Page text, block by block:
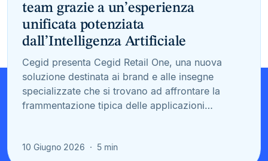
team grazie a un’esperienza
unificata potenziata
dall’Intelligenza Artificiale
Cegid presenta Cegid Retail One, una nuova
soluzione destinata ai brand e alle insegne
specializzate che si trovano ad affrontare la
frammentazione tipica delle applicazioni…
10 Giugno 2026 5 min